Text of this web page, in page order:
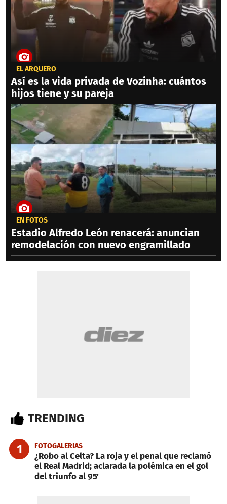
EL ARQUERO
Así es la vida privada de Vozinha: cuántos
hijos tiene y su pareja
EN FOTOS
Estadio Alfredo León renacerá: anuncian
remodelación con nuevo engramillado
TRENDING
1 FOTOGALERIAS
¿Robo al Celta? La roja y el penal que reclamó
el Real Madrid; aclarada la polémica en el gol
del triunfo al 95'